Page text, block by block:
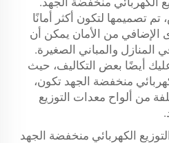
تصميمها لتكون أكثر أمانًا
الإضافي من الأمان يمكن أن
المنازل والمباني الصغيرة.
أيضًا بعض التكاليف، حيث
منخفضة الجهد تكون،
من ألواح معدات التوزيع
الكهربائي منخفضة الجهد